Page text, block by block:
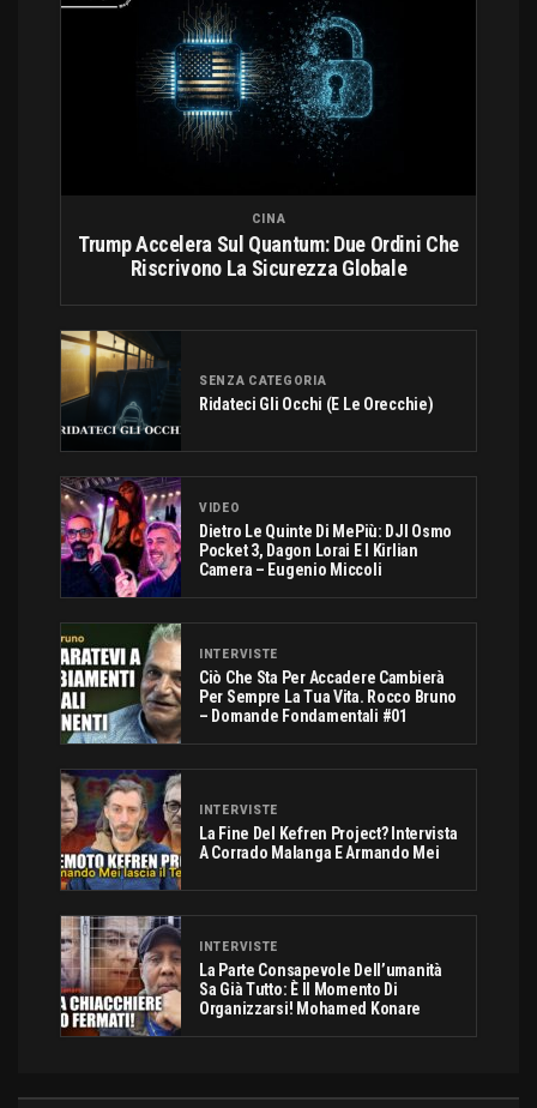
CINA
Trump Accelera Sul Quantum: Due Ordini Che
Riscrivono La Sicurezza Globale
SENZA CATEGORIA
Ridateci Gli Occhi (e Le Orecchie)
VIDEO
Dietro Le Quinte Di MePiù: DJI Osmo
Pocket 3, Dagon Lorai E I Kirlian
Camera – Eugenio Miccoli
INTERVISTE
Ciò Che Sta Per Accadere Cambierà
Per Sempre La Tua Vita. Rocco Bruno
– Domande Fondamentali #01
INTERVISTE
La Fine Del Kefren Project? Intervista
A Corrado Malanga E Armando Mei
INTERVISTE
La Parte Consapevole Dell’umanità
Sa Già Tutto: È Il Momento Di
Organizzarsi! Mohamed Konare